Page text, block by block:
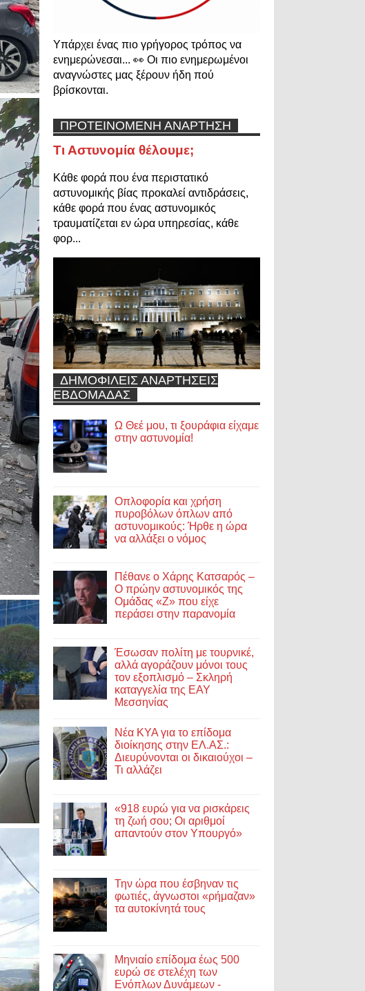
Υπάρχει ένας πιο γρήγορος τρόπος να
ενημερώνεσαι... 👀 Οι πιο ενημερωμένοι
αναγνώστες μας ξέρουν ήδη πού
βρίσκονται.
ΠΡΟΤΕΙΝΟΜΕΝΗ ΑΝΑΡΤΗΣΗ
Τι Αστυνομία θέλουμε;
Κάθε φορά που ένα περιστατικό
αστυνομικής βίας προκαλεί αντιδράσεις,
κάθε φορά που ένας αστυνομικός
τραυματίζεται εν ώρα υπηρεσίας, κάθε
φορ...
ΔΗΜΟΦΙΛΕΙΣ ΑΝΑΡΤΗΣΕΙΣ
ΕΒΔΟΜΑΔΑΣ
Ω Θεέ μου, τι ξουράφια είχαμε
στην αστυνομία!
Οπλοφορία και χρήση
πυροβόλων όπλων από
αστυνομικούς: Ήρθε η ώρα
να αλλάξει ο νόμος
Πέθανε ο Χάρης Κατσαρός –
Ο πρώην αστυνομικός της
Ομάδας «Ζ» που είχε
περάσει στην παρανομία
Έσωσαν πολίτη με τουρνικέ,
αλλά αγοράζουν μόνοι τους
τον εξοπλισμό – Σκληρή
καταγγελία της ΕΑΥ
Μεσσηνίας
Νέα ΚΥΑ για το επίδομα
διοίκησης στην ΕΛ.ΑΣ.:
Διευρύνονται οι δικαιούχοι –
Τι αλλάζει
«918 ευρώ για να ρισκάρεις
τη ζωή σου; Οι αριθμοί
απαντούν στον Υπουργό»
Την ώρα που έσβηναν τις
φωτιές, άγνωστοι «ρήμαζαν»
τα αυτοκίνητά τους
Μηνιαίο επίδομα έως 500
ευρώ σε στελέχη των
Ενόπλων Δυνάμεων -